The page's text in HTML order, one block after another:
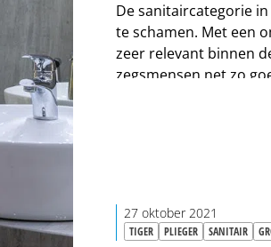
De sanitaircategorie
te schamen. Met een
zeer relevant binnen
zegsmensen net zo
27 oktober 2021
TIGER PLIEGER SANITAIR